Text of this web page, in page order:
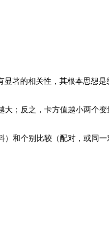
著的相关性，其根本思想
；反之，卡方值越小两个
和个别比较（配对，或同